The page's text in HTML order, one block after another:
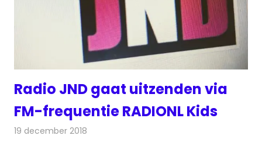
Radio JND gaat uitzenden via
FM-frequentie RADIONL Kids
19 december 2018